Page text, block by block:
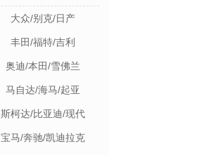
大众/别克/日产
丰田/福特/吉利
奥迪/本田/雪佛兰
马自达/海马/起亚
斯柯达/比亚迪/现代
宝马/奔驰/凯迪拉克